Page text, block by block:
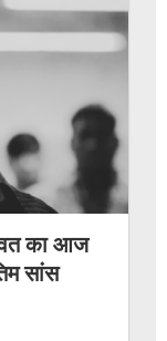
का आज
सांस